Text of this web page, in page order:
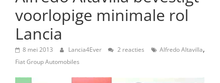
autonieuws
lifestyle
voorlopige minimale rol
Lancia
8 mei 2013 Lancia4Ever 2 reacties Alfredo Altavilla,
Fiat Group Automobiles